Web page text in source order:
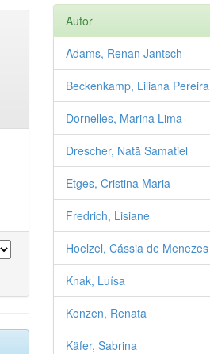
Autor
Adams, Renan Jantsch
Beckenkamp, Liliana Pereira
Dornelles, Marina Lima
Drescher, Natã Samatiel
Etges, Cristina Maria
Fredrich, Lisiane
Hoelzel, Cássia de Menezes
Knak, Luísa
Konzen, Renata
Käfer, Sabrina